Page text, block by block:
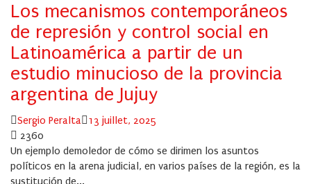
Los mecanismos contemporáneos
de represión y control social en
Latinoamérica a partir de un
estudio minucioso de la provincia
argentina de Jujuy
Author
Sergio Peralta
Posted
13 juillet, 2025
2360
Un ejemplo demoledor de cómo se dirimen los asuntos
políticos en la arena judicial, en varios países de la región, es la
sustitución de...